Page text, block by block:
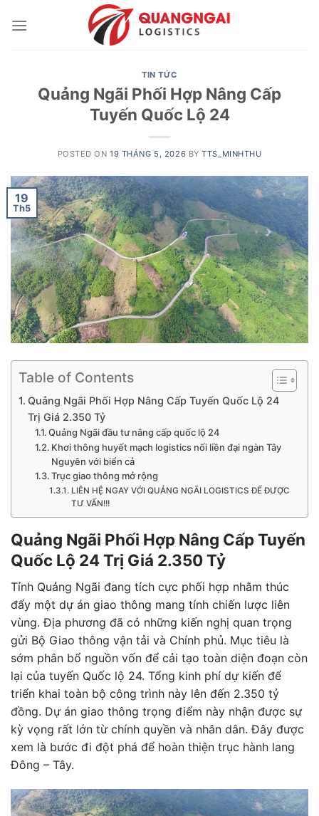
TIN TỨC
Quảng Ngãi Phối Hợp Nâng Cấp
Tuyến Quốc Lộ 24
POSTED ON19 THÁNG 5, 2026 BYTTS_MINHTHU
19
Th5
Table of Contents
Quảng Ngãi Phối Hợp Nâng Cấp Tuyến Quốc Lộ 24
Trị Giá 2.350 Tỷ
Quảng Ngãi đầu tư nâng cấp quốc lộ 24
Khơi thông huyết mạch logistics nối liền đại ngàn Tây
Nguyên với biển cả
Trục giao thông mở rộng
LIÊN HỆ NGAY VỚI QUẢNG NGÃI LOGISTICS ĐỂ ĐƯỢC
TƯ VẤN!!!
Quảng Ngãi Phối Hợp Nâng Cấp Tuyến
Quốc Lộ 24 Trị Giá 2.350 Tỷ
Tỉnh Quảng Ngãi đang tích cực phối hợp nhằm thúc
đẩy một dự án giao thông mang tính chiến lược liên
vùng. Địa phương đã có những kiến nghị quan trọng
gửi Bộ Giao thông vận tải và Chính phủ. Mục tiêu là
sớm phân bổ nguồn vốn để cải tạo toàn diện đoạn còn
lại của tuyến Quốc lộ 24. Tổng kinh phí dự kiến để
triển khai toàn bộ công trình này lên đến 2.350 tỷ
đồng. Dự án giao thông trọng điểm này nhận được sự
kỳ vọng rất lớn từ chính quyền và nhân dân. Đây được
xem là bước đi đột phá để hoàn thiện trục hành lang
Đông – Tây.